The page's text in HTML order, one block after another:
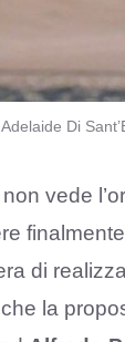
Di
non vede
di
la